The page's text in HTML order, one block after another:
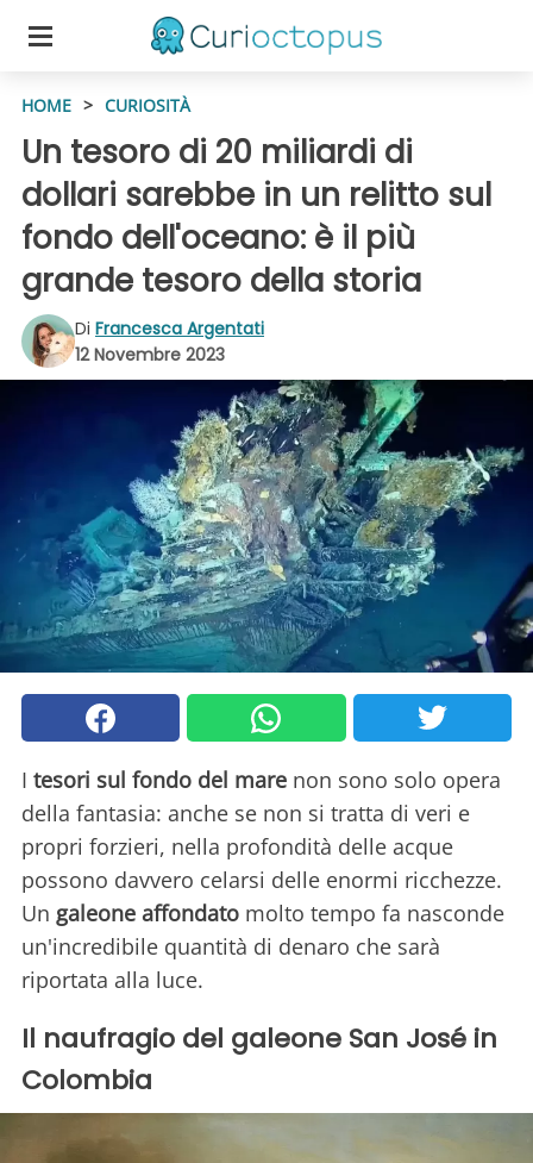
HOME > CURIOSITÀ
Un tesoro di 20 miliardi di
dollari sarebbe in un relitto sul
fondo dell'oceano: è il più
grande tesoro della storia
Di Francesca Argentati
12 Novembre 2023
I tesori sul fondo del mare non sono solo opera
della fantasia: anche se non si tratta di veri e
propri forzieri, nella profondità delle acque
possono davvero celarsi delle enormi ricchezze.
Un galeone affondato molto tempo fa nasconde
un'incredibile quantità di denaro che sarà
riportata alla luce.
Il naufragio del galeone San José in
Colombia